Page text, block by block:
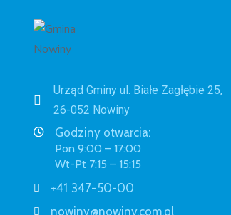
Urząd Gminy ul. Białe Zagłębie 25,
26-052 Nowiny
Godziny otwarcia:
Pon 9:00 – 17:00
Wt-Pt 7:15 – 15:15
+41 347-50-00
nowiny@nowiny.com.pl